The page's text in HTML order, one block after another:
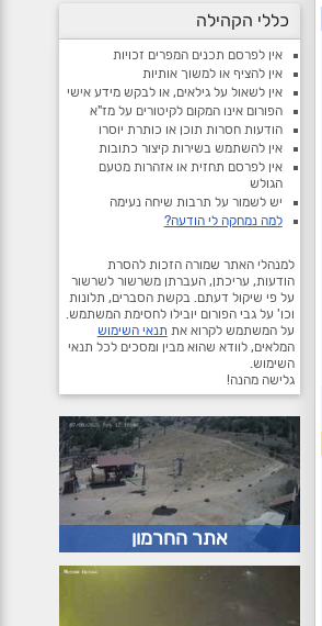
כללי הקהילה
אין לפרסם תכנים המפרים זכויות
אין להציף או למשוך אותיות
אין לשאול על גילאים, או לבקש מידע אישי
הפורום אינו המקום לקיטורים על מז"א
הודעות חסרות תוכן או כותרת יוסרו
אין להשתמש בשירות קיצור כתובות
אין לפרסם תחזית או אזהרות מטעם
הגולש
יש לשמור על תרבות שיחה נעימה
למה נמחקה לי הודעה?
למנהלי האתר שמורה הזכות להסרת
הודעות, עריכתן, העברתן משרשור לשרשור
על פי שיקול דעתם. בקשת הסברים, תלונות
וכו' על גבי הפורום יובילו לחסימת המשתמש.
על המשתמש לקרוא את תנאי השימוש
המלאים, לוודא שהוא מבין ומסכים לכל תנאי
השימוש.
גלישה מהנה!
אתר החרמון